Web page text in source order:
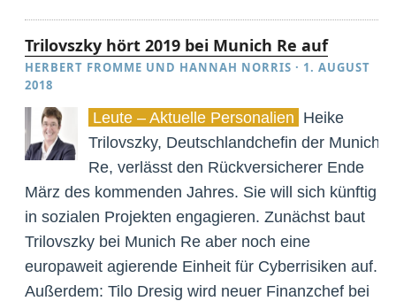
Trilovszky hört 2019 bei Munich Re auf
HERBERT FROMME UND HANNAH NORRIS · 1. AUGUST
2018
Leute – Aktuelle Personalien Heike
Trilovszky, Deutschlandchefin der Munich
Re, verlässt den Rückversicherer Ende
März des kommenden Jahres. Sie will sich künftig
in sozialen Projekten engagieren. Zunächst baut
Trilovszky bei Munich Re aber noch eine
europaweit agierende Einheit für Cyberrisiken auf.
Außerdem: Tilo Dresig wird neuer Finanzchef bei